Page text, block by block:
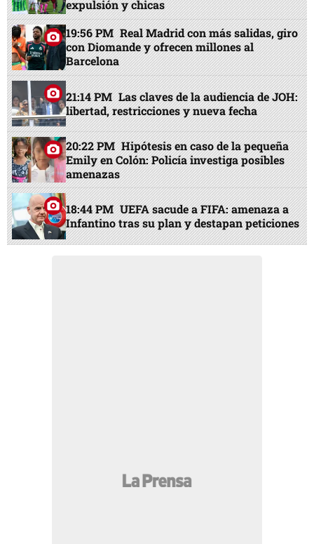
expulsión y chicas
19:56 PM Real Madrid con más salidas, giro
con Diomande y ofrecen millones al
Barcelona
21:14 PM Las claves de la audiencia de JOH:
libertad, restricciones y nueva fecha
20:22 PM Hipótesis en caso de la pequeña
Emily en Colón: Policía investiga posibles
amenazas
18:44 PM UEFA sacude a FIFA: amenaza a
Infantino tras su plan y destapan peticiones